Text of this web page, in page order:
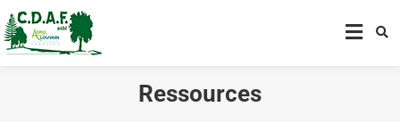
CENTRE DE DÉVELOPPEMENT
Ressources